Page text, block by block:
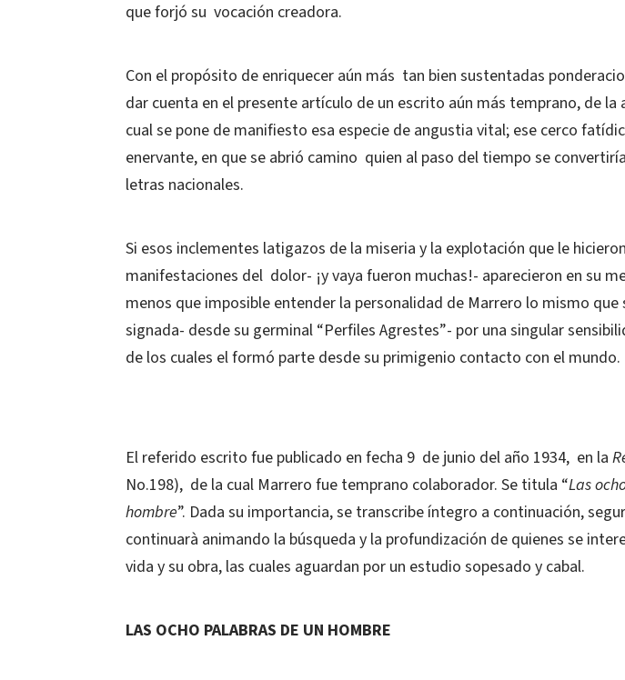
que forjó su vocación creadora.
Con el propósito de enriquecer aún más tan bien sustentadas
dar cuenta en el presente artículo de un escrito aún más temprano, de la
cual se pone de manifiesto esa especie de angustia vital; ese cerco
enervante, en que se abrió camino quien al paso del tiempo se
letras nacionales.
Si esos inclementes latigazos de la miseria y la explotación que le
manifestaciones del dolor- ¡y vaya fueron muchas!- aparecieron en su
menos que imposible entender la personalidad de Marrero lo mismo que
signada- desde su germinal “Perfiles Agrestes”- por una singular
de los cuales el formó parte desde su primigenio contacto con el mundo.
El referido escrito fue publicado en fecha 9 de junio del año 1934, en la
No.198), de la cual Marrero fue temprano colaborador. Se titula “Las
hombre”. Dada su importancia, se transcribe íntegro a continuación,
continuarà animando la búsqueda y la profundización de quienes se
vida y su obra, las cuales aguardan por un estudio sopesado y cabal.
LAS OCHO PALABRAS DE UN HOMBRE